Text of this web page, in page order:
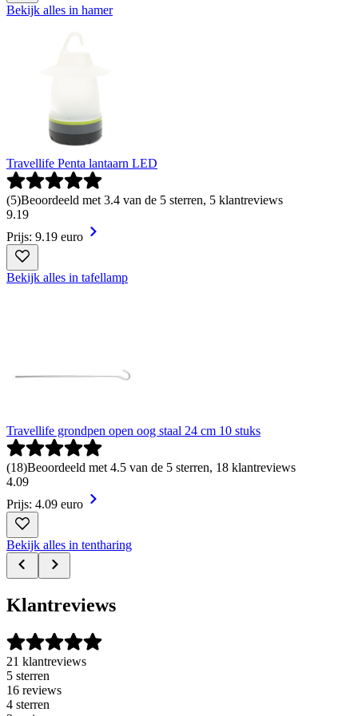
Bekijk alles in hamer
Travellife Penta lantaarn LED
(5)Beoordeeld met 3.4 van de 5 sterren, 5 klantreviews
9.19
Prijs: 9.19 euro
Bekijk alles in tafellamp
Travellife grondpen open oog staal 24 cm 10 stuks
(18)Beoordeeld met 4.5 van de 5 sterren, 18 klantreviews
4.09
Prijs: 4.09 euro
Bekijk alles in tentharing
Klantreviews
21 klantreviews
5 sterren
16 reviews
4 sterren